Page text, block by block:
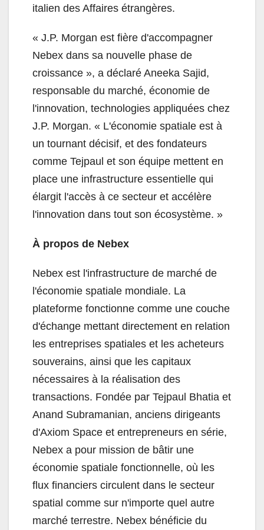
italien des Affaires étrangères.
« J.P. Morgan est fière d'accompagner
Nebex dans sa nouvelle phase de
croissance », a déclaré Aneeka Sajid,
responsable du marché, économie de
l'innovation, technologies appliquées chez
J.P. Morgan. « L'économie spatiale est à
un tournant décisif, et des fondateurs
comme Tejpaul et son équipe mettent en
place une infrastructure essentielle qui
élargit l'accès à ce secteur et accélère
l'innovation dans tout son écosystème. »
À propos de Nebex
Nebex est l'infrastructure de marché de
l'économie spatiale mondiale. La
plateforme fonctionne comme une couche
d'échange mettant directement en relation
les entreprises spatiales et les acheteurs
souverains, ainsi que les capitaux
nécessaires à la réalisation des
transactions. Fondée par Tejpaul Bhatia et
Anand Subramanian, anciens dirigeants
d'Axiom Space et entrepreneurs en série,
Nebex a pour mission de bâtir une
économie spatiale fonctionnelle, où les
flux financiers circulent dans le secteur
spatial comme sur n'importe quel autre
marché terrestre. Nebex bénéficie du